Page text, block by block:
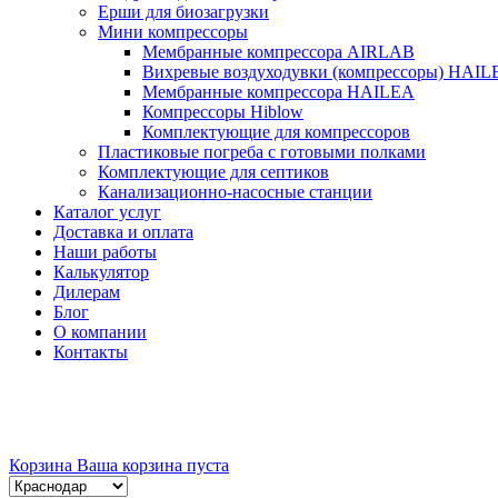
Ерши для биозагрузки
Мини компрессоры
Мембранные компрессора AIRLAB
Вихревые воздуходувки (компрессоры)
Мембранные компрессора HAILEA
Компрессоры Hiblow
Комплектующие для компрессоров
Пластиковые погреба с готовыми полками
Комплектующие для септиков
Канализационно-насосные станции
Каталог услуг
Доставка и оплата
Наши работы
Калькулятор
Дилерам
Блог
О компании
Контакты
Корзина Ваша корзина пуста